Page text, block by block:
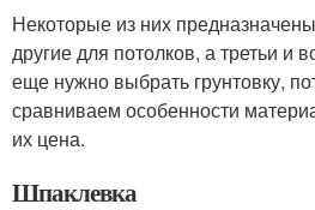
Некоторые из них
другие для потолков, а третьи и
еще нужно выбрать грунтовку,
сравниваем особенности
их цена.
Шпаклевка